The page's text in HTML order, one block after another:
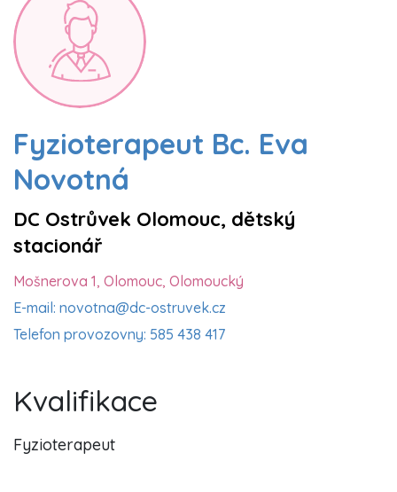
Fyzioterapeut Bc. Eva
Novotná
DC Ostrůvek Olomouc, dětský
stacionář
Mošnerova 1, Olomouc, Olomoucký
E-mail: novotna@dc-ostruvek.cz
Telefon provozovny: 585 438 417
Kvalifikace
Fyzioterapeut